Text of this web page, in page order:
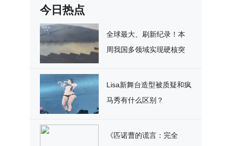
今日热点
全球最大、刷新纪录！本
周我国多领域实现硬核突
Lisa新舞台造型被质疑和疯
马秀有什么区别？
《匹诺曹的谎言：完全